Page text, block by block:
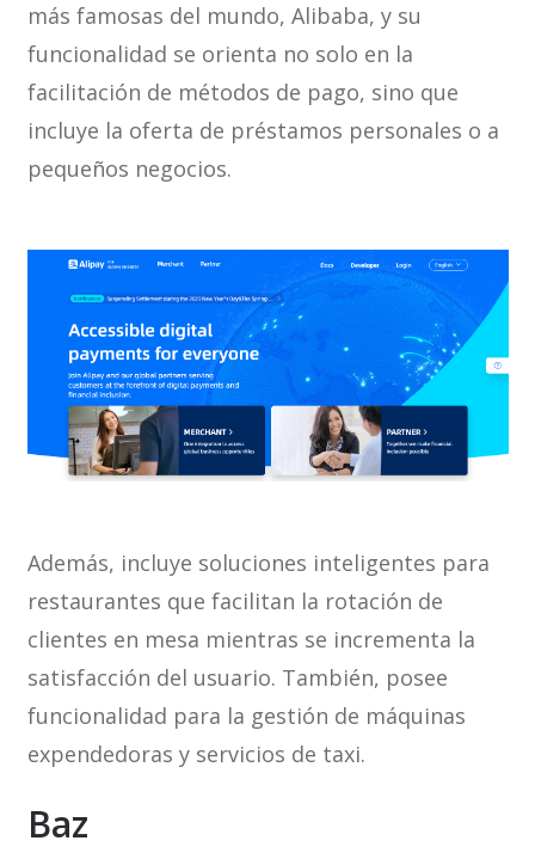
más famosas del mundo, Alibaba, y su
funcionalidad se orienta no solo en la
facilitación de métodos de pago, sino que
incluye la oferta de préstamos personales o a
pequeños negocios.
Además, incluye soluciones inteligentes para
restaurantes que facilitan la rotación de
clientes en mesa mientras se incrementa la
satisfacción del usuario. También, posee
funcionalidad para la gestión de máquinas
expendedoras y servicios de taxi.
Baz